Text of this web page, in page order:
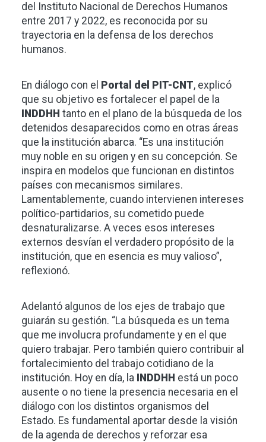
del Instituto Nacional de Derechos Humanos
entre 2017 y 2022, es reconocida por su
trayectoria en la defensa de los derechos
humanos.
En diálogo con el Portal del PIT-CNT, explicó
que su objetivo es fortalecer el papel de la
INDDHH tanto en el plano de la búsqueda de los
detenidos desaparecidos como en otras áreas
que la institución abarca. “Es una institución
muy noble en su origen y en su concepción. Se
inspira en modelos que funcionan en distintos
países con mecanismos similares.
Lamentablemente, cuando intervienen intereses
político-partidarios, su cometido puede
desnaturalizarse. A veces esos intereses
externos desvían el verdadero propósito de la
institución, que en esencia es muy valioso”,
reflexionó.
Adelantó algunos de los ejes de trabajo que
guiarán su gestión. “La búsqueda es un tema
que me involucra profundamente y en el que
quiero trabajar. Pero también quiero contribuir al
fortalecimiento del trabajo cotidiano de la
institución. Hoy en día, la
INDDHH está un poco
ausente o no tiene la presencia necesaria en el
diálogo con los distintos organismos del
Estado. Es fundamental aportar desde la visión
de la agenda de derechos y reforzar esa